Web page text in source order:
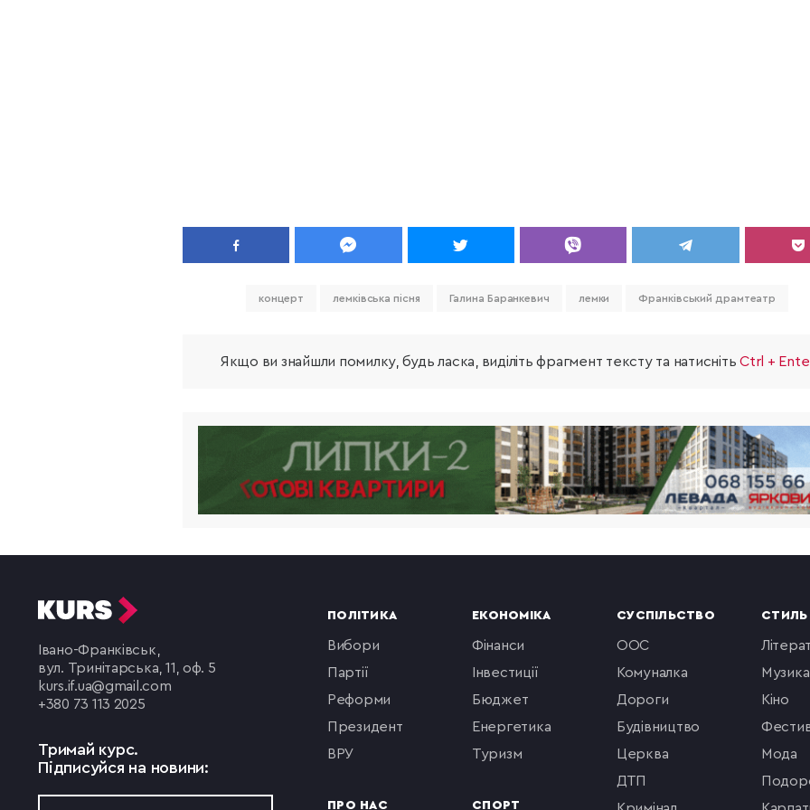
концерт лемківська пісня Галина Баранкевич лемки Франківський драмтеатр
Якщо ви знайшли помилку, будь ласка, виділіть фрагмент тексту та натиснітьCtrl +
Івано-Франківськ,
вул. Тринітарська, 11, оф. 5
kurs.if.ua@gmail.com
+380 73 113 2025
Тримай курс.
Підписуйся на новини:
ПОЛІТИКА
вибори
партії
реформи
президент
ВРУ
ПРО НАС
ЕКОНОМІКА
фінанси
інвестиції
бюджет
енергетика
туризм
СПОРТ
СУСПІЛЬСТВО
ООС
комуналка
Дороги
будівництво
церква
ДТП
музика
кіно
мода